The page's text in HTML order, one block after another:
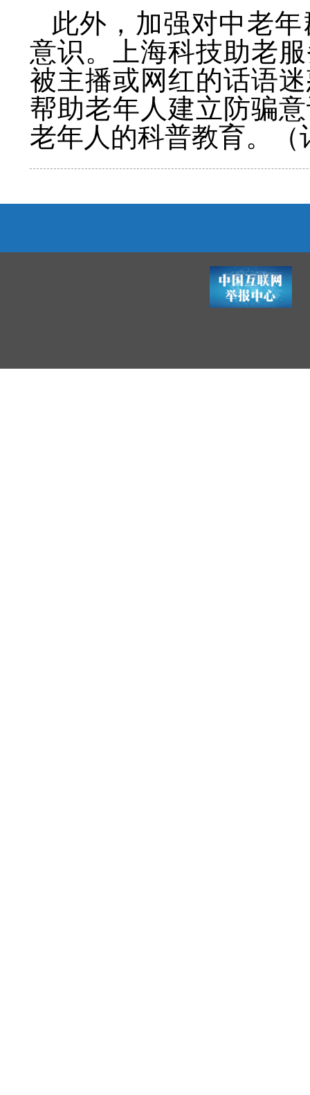
此外，加强对中老
意识。上海科技助老
被主播或网红的话语
帮助老年人建立防骗
老年人的科普教育。